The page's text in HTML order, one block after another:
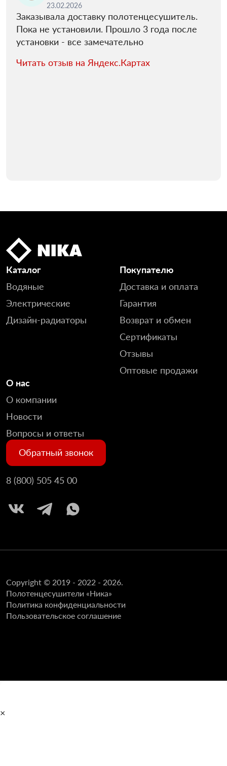
23.02.2026
Заказывала доставку полотенцесушитель.
Пока не установили. Прошло 3 года после
установки - все замечательно
Читать отзыв на Яндекс.Картах
Каталог
Водяные
Электрические
Дизайн-радиаторы
Покупателю
Доставка и оплата
Гарантия
Возврат и обмен
Сертификаты
Отзывы
Оптовые продажи
О нас
О компании
Новости
Вопросы и ответы
Обратный звонок
8 (800) 505 45 00
Copyright © 2019 - 2022 - 2026.
Полотенцесушители «Ника»
Политика конфиденциальности
Пользовательское соглашение
×